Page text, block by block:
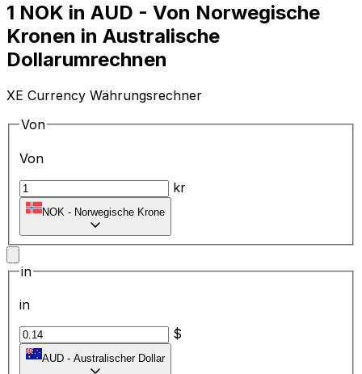
1 NOK in AUD - Von Norwegische
Kronen in Australische
Dollarumrechnen
XE Currency Währungsrechner
Von
Von
kr
NOK - Norwegische Krone
in
in
$
AUD - Australischer Dollar